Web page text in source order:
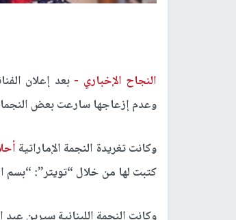
النجاح الإخباري -بعد إعلان
وعدم إزعاجها سارعت بعض
وكانت تغريدة النجمة الإماراتية
كتبت لها من خلال “تويتر”: “بسم